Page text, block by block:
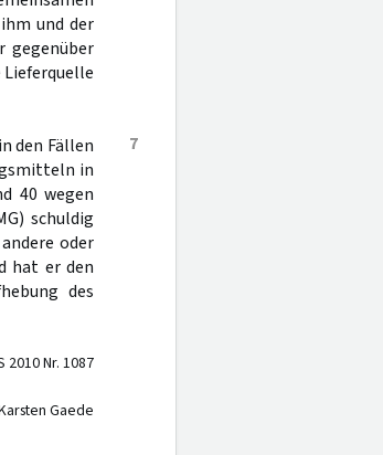
und der
gegenüber
7
den Fällen
in
40 wegen
schuldig
oder
hat er den
des
2010 Nr. 1087
Gaede